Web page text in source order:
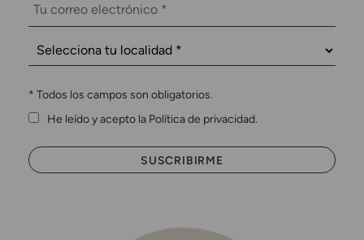
* Todos los campos son obligatorios.
He leído y acepto la Política de privacidad.